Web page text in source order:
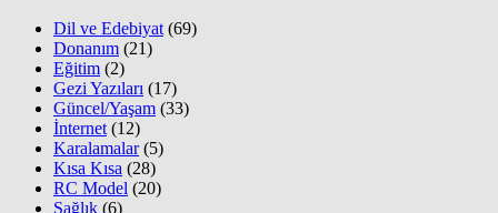
Dil ve Edebiyat (69)
Donanım (21)
Eğitim (2)
Gezi Yazıları (17)
Güncel/Yaşam (33)
İnternet (12)
Karalamalar(5)
Kısa Kısa (28)
RC Model (20)
Sağlık (6)